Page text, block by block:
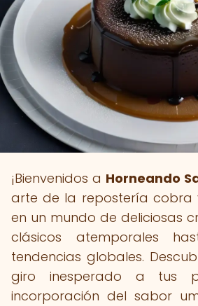
¡Bienvenidos a Horneando
arte de la repostería cobra
en un mundo de deliciosas
clásicos atemporales
tendencias globales.
giro inesperado a tus
incorporación del sabor